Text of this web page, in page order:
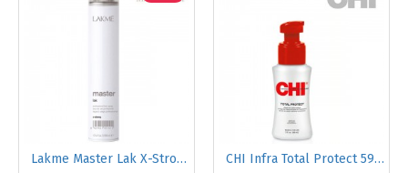
Lakme Master Lak X-Strong 500ml CHI Infra Total Protect 59ml